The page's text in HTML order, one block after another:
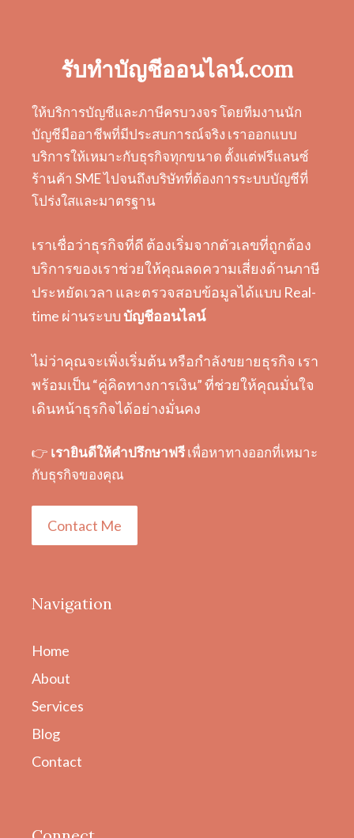
รับทำบัญชีออนไลน์.com
ให้บริการบัญชีและภาษีครบวงจร โดยทีมงานนัก
บัญชีมืออาชีพที่มีประสบการณ์จริง เราออกแบบ
บริการให้เหมาะกับธุรกิจทุกขนาด ตั้งแต่ฟรีแลนซ์
ร้านค้า SME ไปจนถึงบริษัทที่ต้องการระบบบัญชีที่
โปร่งใสและมาตรฐาน
เราเชื่อว่าธุรกิจที่ดี ต้องเริ่มจากตัวเลขที่ถูกต้อง
บริการของเราช่วยให้คุณลดความเสี่ยงด้านภาษี
ประหยัดเวลา และตรวจสอบข้อมูลได้แบบ Real-
time ผ่านระบบบัญชีออนไลน์
ไม่ว่าคุณจะเพิ่งเริ่มต้น หรือกำลังขยายธุรกิจ เรา
พร้อมเป็น “คู่คิดทางการเงิน” ที่ช่วยให้คุณมั่นใจ
เดินหน้าธุรกิจได้อย่างมั่นคง
👉 เรายินดีให้คำปรึกษาฟรีเพื่อหาทางออกที่เหมาะ
กับธุรกิจของคุณ
Contact Me
Navigation
Home
About
Services
Blog
Contact